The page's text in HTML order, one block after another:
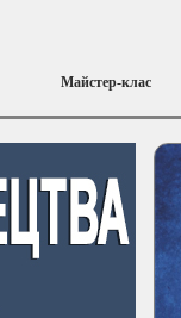
Майстер-клас